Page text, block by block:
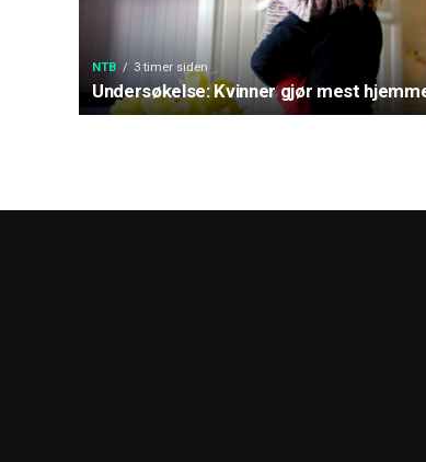
NTB 3 timer siden
Undersøkelse: Kvinner gjør mest